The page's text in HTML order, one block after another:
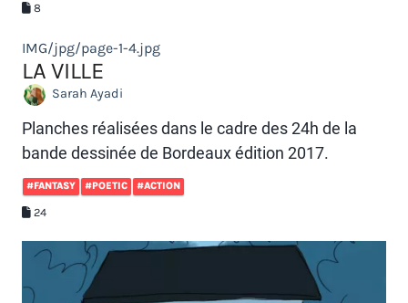
8
IMG/jpg/page-1-4.jpg
LA VILLE
Sarah Ayadi
Planches réalisées dans le cadre des 24h de la
bande dessinée de Bordeaux édition 2017.
#FANTASY #POETIC #ACTION
24